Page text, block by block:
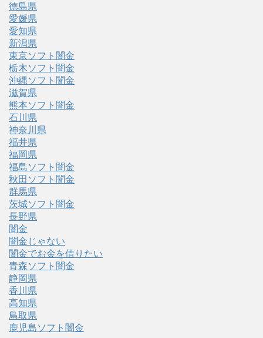
徳島県
愛媛県
愛知県
新潟県
東京ソフト闇金
栃木ソフト闇金
沖縄ソフト闇金
滋賀県
熊本ソフト闇金
石川県
神奈川県
福井県
福岡県
福島ソフト闇金
秋田ソフト闇金
群馬県
茨城ソフト闇金
長野県
闇金
闇金じゃない
闇金でお金を借りたい
青森ソフト闇金
静岡県
香川県
高知県
鳥取県
鹿児島ソフト闇金